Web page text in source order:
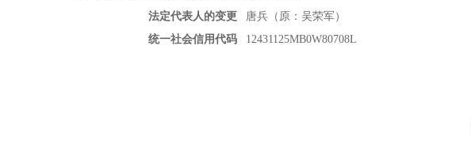
法定代表人的变更
唐兵（原：吴荣军）
统一社会信用代码
12431125MB0W80708L